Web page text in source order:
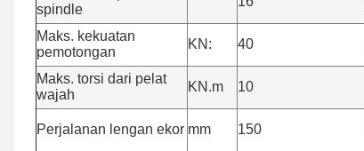
spindle
Maks. kekuatan
pemotongan
KN: 40
Maks. torsi dari pelat
wajah
KN.m 10
Perjalanan lengan ekor mm 150